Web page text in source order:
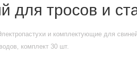
для тросов и
и комплектующие для
комплект 30 шт.